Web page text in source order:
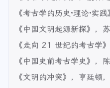
《考古学的历史·理论·实
《中国文明起源新探》，
《走向 21 世纪的考古学
《中国史前考古学史》，
《文明的冲突》，亨廷顿